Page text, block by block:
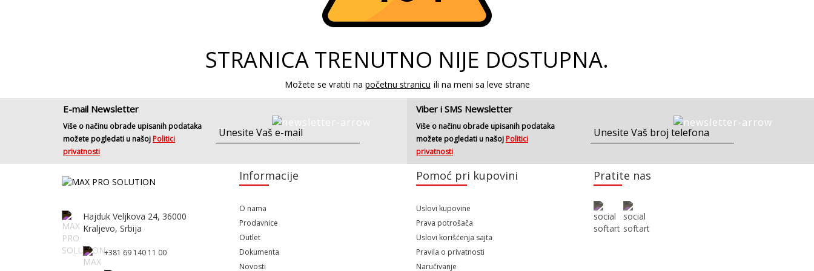
STRANICA TRENUTNO NIJE DOSTUPNA.
Možete se vratiti na početnu stranicu ili na meni sa leve strane
E-mail Newsletter
Više o načinu obrade upisanih podataka
možete pogledati u našoj Politici
privatnosti
Viber i SMS Newsletter
Više o načinu obrade upisanih podataka
možete pogledati u našoj Politici
privatnosti
Hajduk Veljkova 24, 36000
Kraljevo, Srbija
+381 69 140 11 00
Informacije
O nama
Prodavnice
Outlet
Dokumenta
Novosti
Pomoć pri kupovini
Uslovi kupovine
Prava potrošača
Uslovi korišćenja sajta
Pravila o privatnosti
Naručivanje
Pratite nas